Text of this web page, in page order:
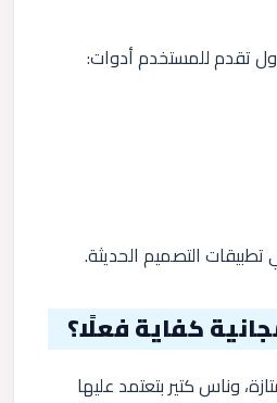
تقدم للمستخدم أدوات:
التصميم الحديثة.
كفاية فعلًا؟
وناس كتير بتعتمد عليها